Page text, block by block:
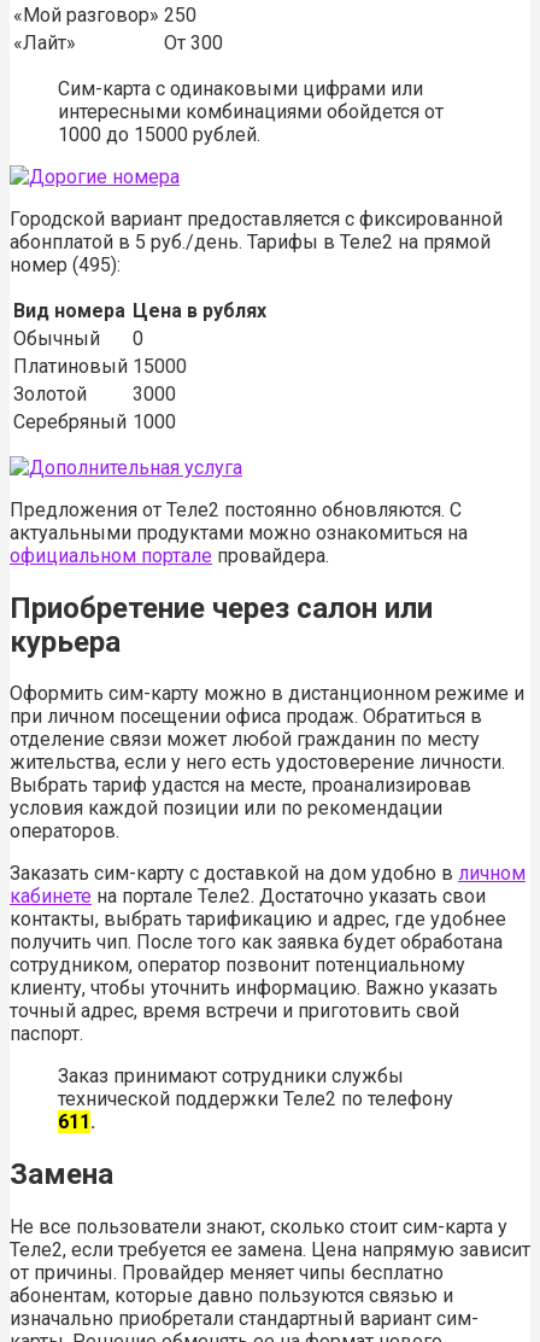
«Мой разговор» 250
«Лайт»
От 300
Сим-карта с одинаковыми цифрами или
интересными комбинациями обойдется от
1000 до 15000 рублей.
Городской вариант предоставляется с фиксированной
абонплатой в 5 руб./день. Тарифы в Теле2 на прямой
номер (495):
Вид номера Цена в рублях
Обычный
0
Платиновый 15000
Золотой
3000
Серебряный 1000
Предложения от Теле2 постоянно обновляются. С
актуальными продуктами можно ознакомиться на
официальном портале провайдера.
Приобретение через салон или
курьера
Оформить сим-карту можно в дистанционном режиме и
при личном посещении офиса продаж. Обратиться в
отделение связи может любой гражданин по месту
жительства, если у него есть удостоверение личности.
Выбрать тариф удастся на месте, проанализировав
условия каждой позиции или по рекомендации
операторов.
Заказать сим-карту с доставкой на дом удобно в личном
кабинете на портале Теле2. Достаточно указать свои
контакты, выбрать тарификацию и адрес, где удобнее
получить чип. После того как заявка будет обработана
сотрудником, оператор позвонит потенциальному
клиенту, чтобы уточнить информацию. Важно указать
точный адрес, время встречи и приготовить свой
паспорт.
Заказ принимают сотрудники службы
технической поддержки Теле2 по телефону
611 .
Замена
Не все пользователи знают, сколько стоит сим-карта у
Теле2, если требуется ее замена. Цена напрямую зависит
от причины. Провайдер меняет чипы бесплатно
абонентам, которые давно пользуются связью и
изначально приобретали стандартный вариант сим-